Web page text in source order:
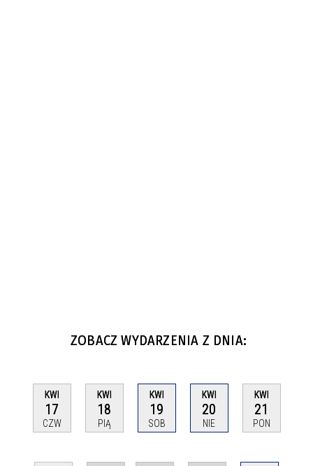
ZOBACZ WYDARZENIA Z DNIA:
KWI
17
CZW
KWI
18
PIĄ
KWI
19
SOB
KWI
20
NIE
KWI
21
PON